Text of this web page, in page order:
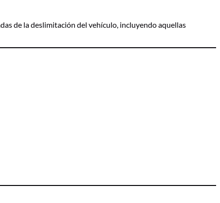
de la deslimitación del vehículo, incluyendo aquellas